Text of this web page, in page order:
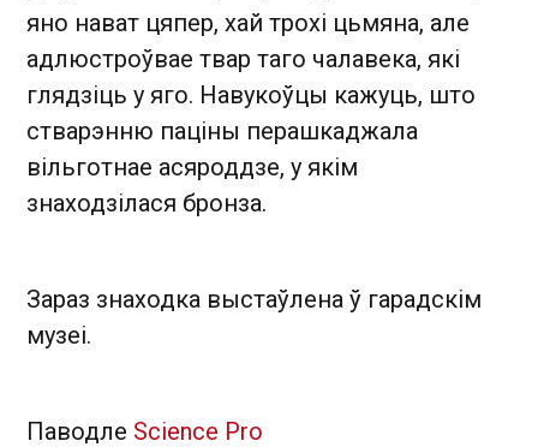
яно нават цяпер, хай трохі цьмяна, але
адлюстроўвае твар таго чалавека, які
глядзіць у яго. Навукоўцы кажуць, што
стварэнню паціны перашкаджала
вільготнае асяроддзе, у якім
знаходзілася бронза.
Зараз знаходка выстаўлена ў гарадскім
музеі.
Паводле Science Pro